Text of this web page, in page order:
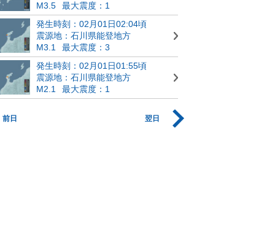
M3.5
最大震度：1
発生時刻：02月01日02:04頃
震源地：石川県能登地方
M3.1
最大震度：3
発生時刻：02月01日01:55頃
震源地：石川県能登地方
M2.1
最大震度：1
前日 翌日